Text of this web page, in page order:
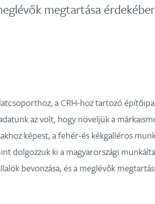
megtartása
a CRH-hoz tartozó
az volt, hogy növeljük a
képest, a fehér-és kékgalléros
dolgozzuk ki a magyarországi
bevonzása, és a meglévők